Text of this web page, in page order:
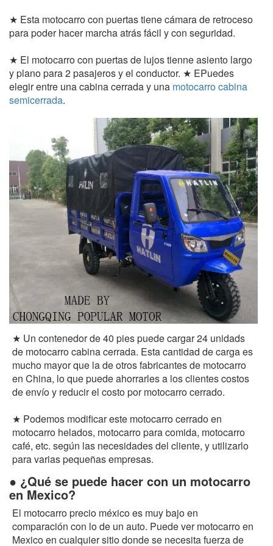
★ Esta motocarro con puertas tiene cámara de retroceso
para poder hacer marcha atrás fácil y con seguridad.
★ El motocarro con puertas de lujos tienne asiento largo
y plano para 2 pasajeros y el conductor. ★ EPuedes
elegir entre una cabina cerrada y una motocarro cabina
semicerrada.
★ Un contenedor de 40 pies puede cargar 24 unidads
de motocarro cabina cerrada. Esta cantidad de carga es
mucho mayor que la de otros fabricantes de motocarro
en China, lo que puede ahorrarles a los clientes costos
de envío y reducir el costo por motocarro cerrado.
★ Podemos modificar este motocarro cerrado en
motocarro helados, motocarro para comida, motocarro
café, etc. según las necesidades del cliente, y utilizarlo
para varias pequeñas empresas.
● ¿Qué se puede hacer con un motocarro
en Mexico?
El motocarro precio méxico es muy bajo en
comparación con lo de un auto. Puede ver motocarro en
Mexico en cualquier sitio donde se necesita fuerza de